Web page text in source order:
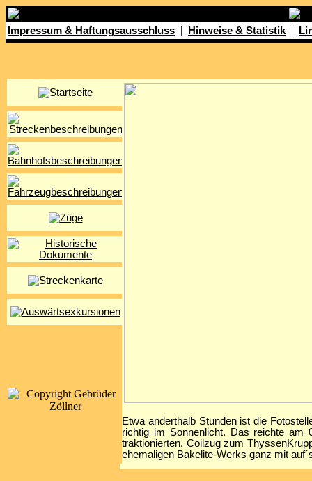
Impressum & Haftungsausschluss | Hinweise & Statistik |
Etwa anderthalb Stunden ist die
richtig im Sonnenlicht. Das reichte am
traktionierten, Coilzug zum
ehemaligen Bakelite-Werks ganz mit